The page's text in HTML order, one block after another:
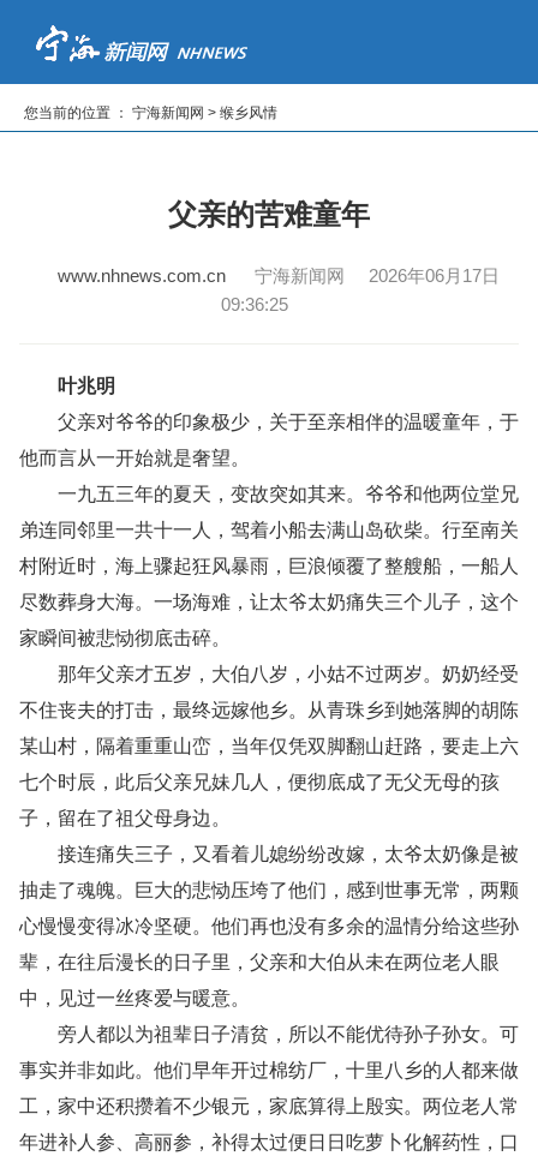
首页 | 新闻 | 专题 | 读报纸
您当前的位置 ： 宁海新闻网 > 缑乡风情
父亲的苦难童年
www.nhnews.com.cn宁海新闻网 2026年06月17日
09:36:25
叶兆明
父亲对爷爷的印象极少，关于至亲相伴的温暖童年，于
他而言从一开始就是奢望。
一九五三年的夏天，变故突如其来。爷爷和他两位堂兄
弟连同邻里一共十一人，驾着小船去满山岛砍柴。行至南关
村附近时，海上骤起狂风暴雨，巨浪倾覆了整艘船，一船人
尽数葬身大海。一场海难，让太爷太奶痛失三个儿子，这个
家瞬间被悲恸彻底击碎。
那年父亲才五岁，大伯八岁，小姑不过两岁。奶奶经受
不住丧夫的打击，最终远嫁他乡。从青珠乡到她落脚的胡陈
某山村，隔着重重山峦，当年仅凭双脚翻山赶路，要走上六
七个时辰，此后父亲兄妹几人，便彻底成了无父无母的孩
子，留在了祖父母身边。
接连痛失三子，又看着儿媳纷纷改嫁，太爷太奶像是被
抽走了魂魄。巨大的悲恸压垮了他们，感到世事无常，两颗
心慢慢变得冰冷坚硬。他们再也没有多余的温情分给这些孙
辈，在往后漫长的日子里，父亲和大伯从未在两位老人眼
中，见过一丝疼爱与暖意。
旁人都以为祖辈日子清贫，所以不能优待孙子孙女。可
事实并非如此。他们早年开过棉纺厂，十里八乡的人都来做
工，家中还积攒着不少银元，家底算得上殷实。两位老人常
年进补人参、高丽参，补得太过便日日吃萝卜化解药性，口